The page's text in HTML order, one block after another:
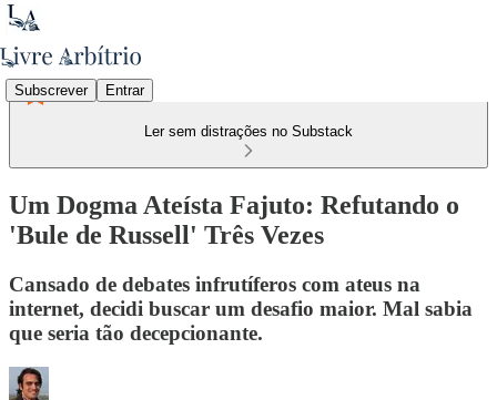
Subscrever Entrar
Ler sem distrações no Substack
Um Dogma Ateísta Fajuto: Refutando o
'Bule de Russell' Três Vezes
Cansado de debates infrutíferos com ateus na
internet, decidi buscar um desafio maior. Mal sabia
que seria tão decepcionante.